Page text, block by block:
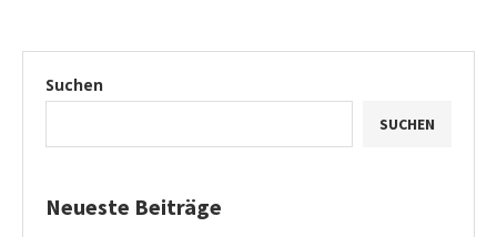
Suchen
SUCHEN
Neueste Beiträge